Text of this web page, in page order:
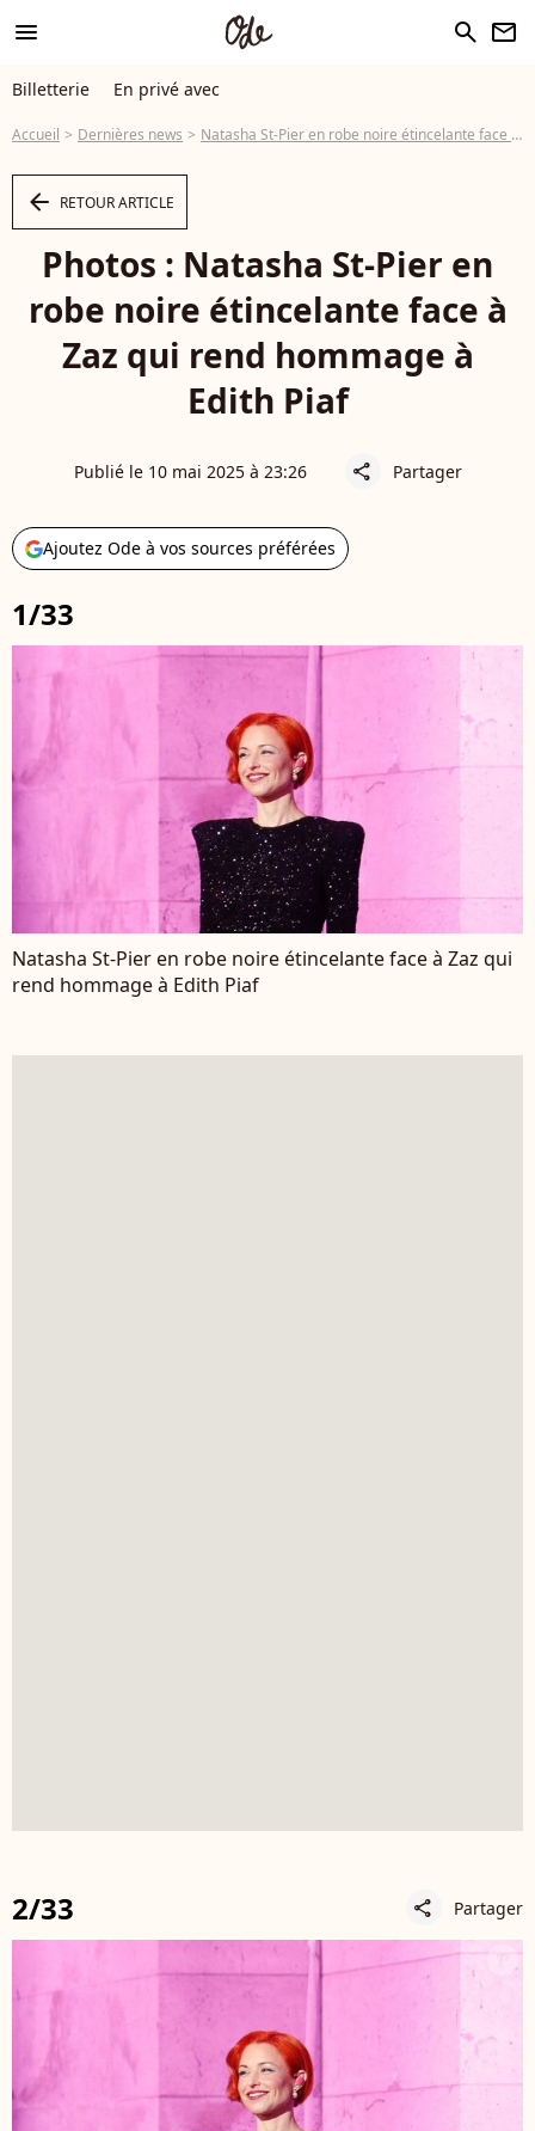
menu search newsletter
Billetterie En privé avec
Accueil Dernières news Natasha St-Pier en robe noire étincelante face à Zaz qui rend hommage à Edith Piaf
arrow_left RETOUR ARTICLE
Photos : Natasha St-Pier en
robe noire étincelante face à
Zaz qui rend hommage à
Edith Piaf
Publié le 10 mai 2025 à 23:26 share Partager
Ajoutez Ode à vos sources préférées
1/33
Natasha St-Pier en robe noire étincelante face à Zaz qui
rend hommage à Edith Piaf
2/33 share Partager